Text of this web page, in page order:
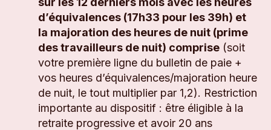
d’équivalences (17h33 pour les 39h) et
la majoration des heures de nuit (prime
des travailleurs de nuit) comprise (soit
votre première ligne du bulletin de paie +
vos heures d’équivalences/majoration heure
de nuit, le tout multiplier par 1,2). Restriction
importante au dispositif : être éligible à la
retraite progressive et avoir 20 ans